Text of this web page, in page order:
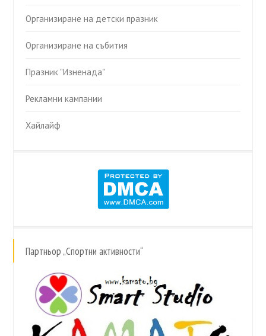
Организиране на детски празник
Организиране на събития
Празник "Изненада"
Рекламни кампании
Хайлайф
Партньор „Спортни активности“